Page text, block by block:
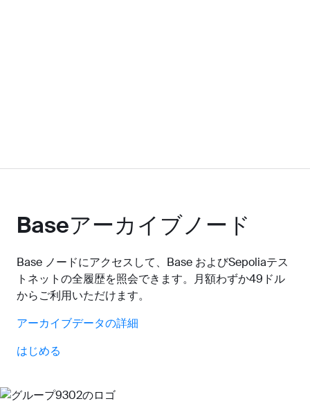
Baseアーカイブノード
Base ノードにアクセスして、Base およびSepoliaテス
トネットの全履歴を照会できます。月額わずか49ドル
からご利用いただけます。
アーカイブデータの詳細
はじめる